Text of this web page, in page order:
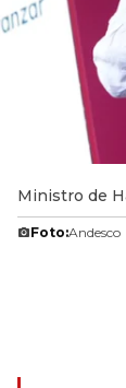
Ministro de
Foto:Andesco